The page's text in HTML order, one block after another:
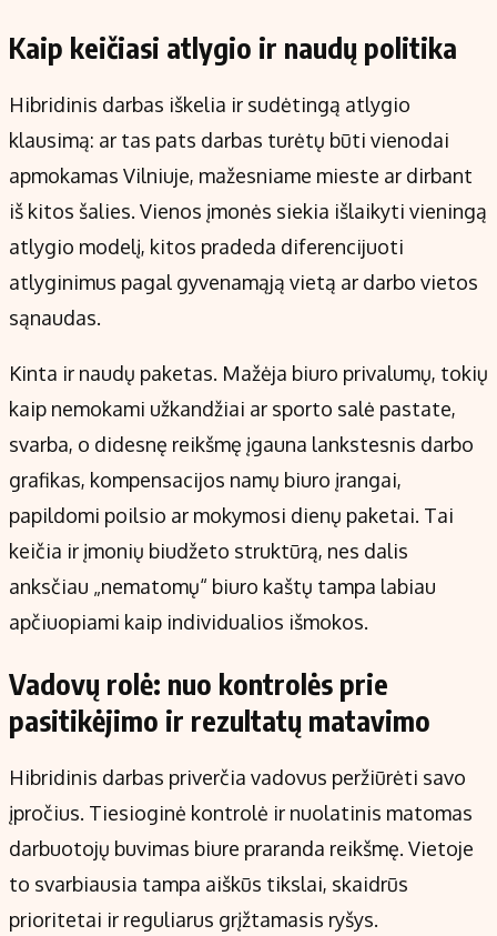
Kaip keičiasi atlygio ir naudų politika
Hibridinis darbas iškelia ir sudėtingą atlygio
klausimą: ar tas pats darbas turėtų būti vienodai
apmokamas Vilniuje, mažesniame mieste ar dirbant
iš kitos šalies. Vienos įmonės siekia išlaikyti vieningą
atlygio modelį, kitos pradeda diferencijuoti
atlyginimus pagal gyvenamąją vietą ar darbo vietos
sąnaudas.
Kinta ir naudų paketas. Mažėja biuro privalumų, tokių
kaip nemokami užkandžiai ar sporto salė pastate,
svarba, o didesnę reikšmę įgauna lankstesnis darbo
grafikas, kompensacijos namų biuro įrangai,
papildomi poilsio ar mokymosi dienų paketai. Tai
keičia ir įmonių biudžeto struktūrą, nes dalis
anksčiau „nematomų“ biuro kaštų tampa labiau
apčiuopiami kaip individualios išmokos.
Vadovų rolė: nuo kontrolės prie
pasitikėjimo ir rezultatų matavimo
Hibridinis darbas priverčia vadovus peržiūrėti savo
įpročius. Tiesioginė kontrolė ir nuolatinis matomas
darbuotojų buvimas biure praranda reikšmę. Vietoje
to svarbiausia tampa aiškūs tikslai, skaidrūs
prioritetai ir reguliarus grįžtamasis ryšys.